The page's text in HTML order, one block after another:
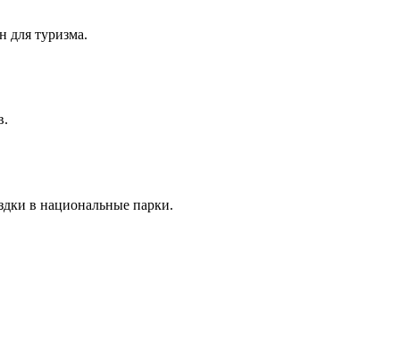
для туризма.
в национальные парки.